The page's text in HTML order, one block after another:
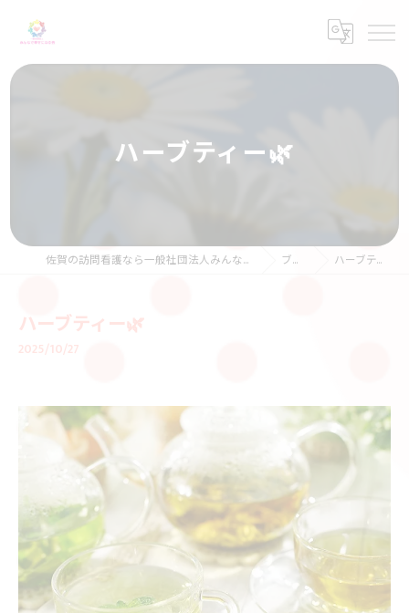
ハーブティー🌿
佐賀の訪問看護なら一般社団法人みんなで幸せになる会 ブログ ハーブティー🌿
ハーブティー🌿
2025/10/27